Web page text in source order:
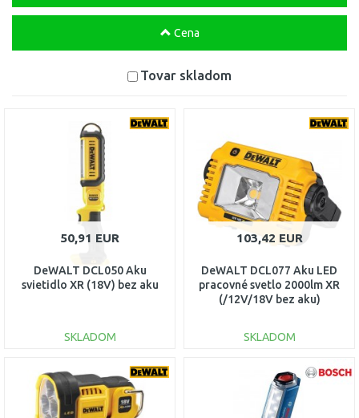
Cena
Tovar skladom
50,91 EUR
DeWALT DCL050 Aku
svietidlo XR (18V) bez aku
SKLADOM
DO KOŠÍKA
Porovnať
103,42 EUR
DeWALT DCL077 Aku LED
pracovné svetlo 2000lm XR
(/12V/18V bez aku)
SKLADOM
DO KOŠÍKA
Porovnať